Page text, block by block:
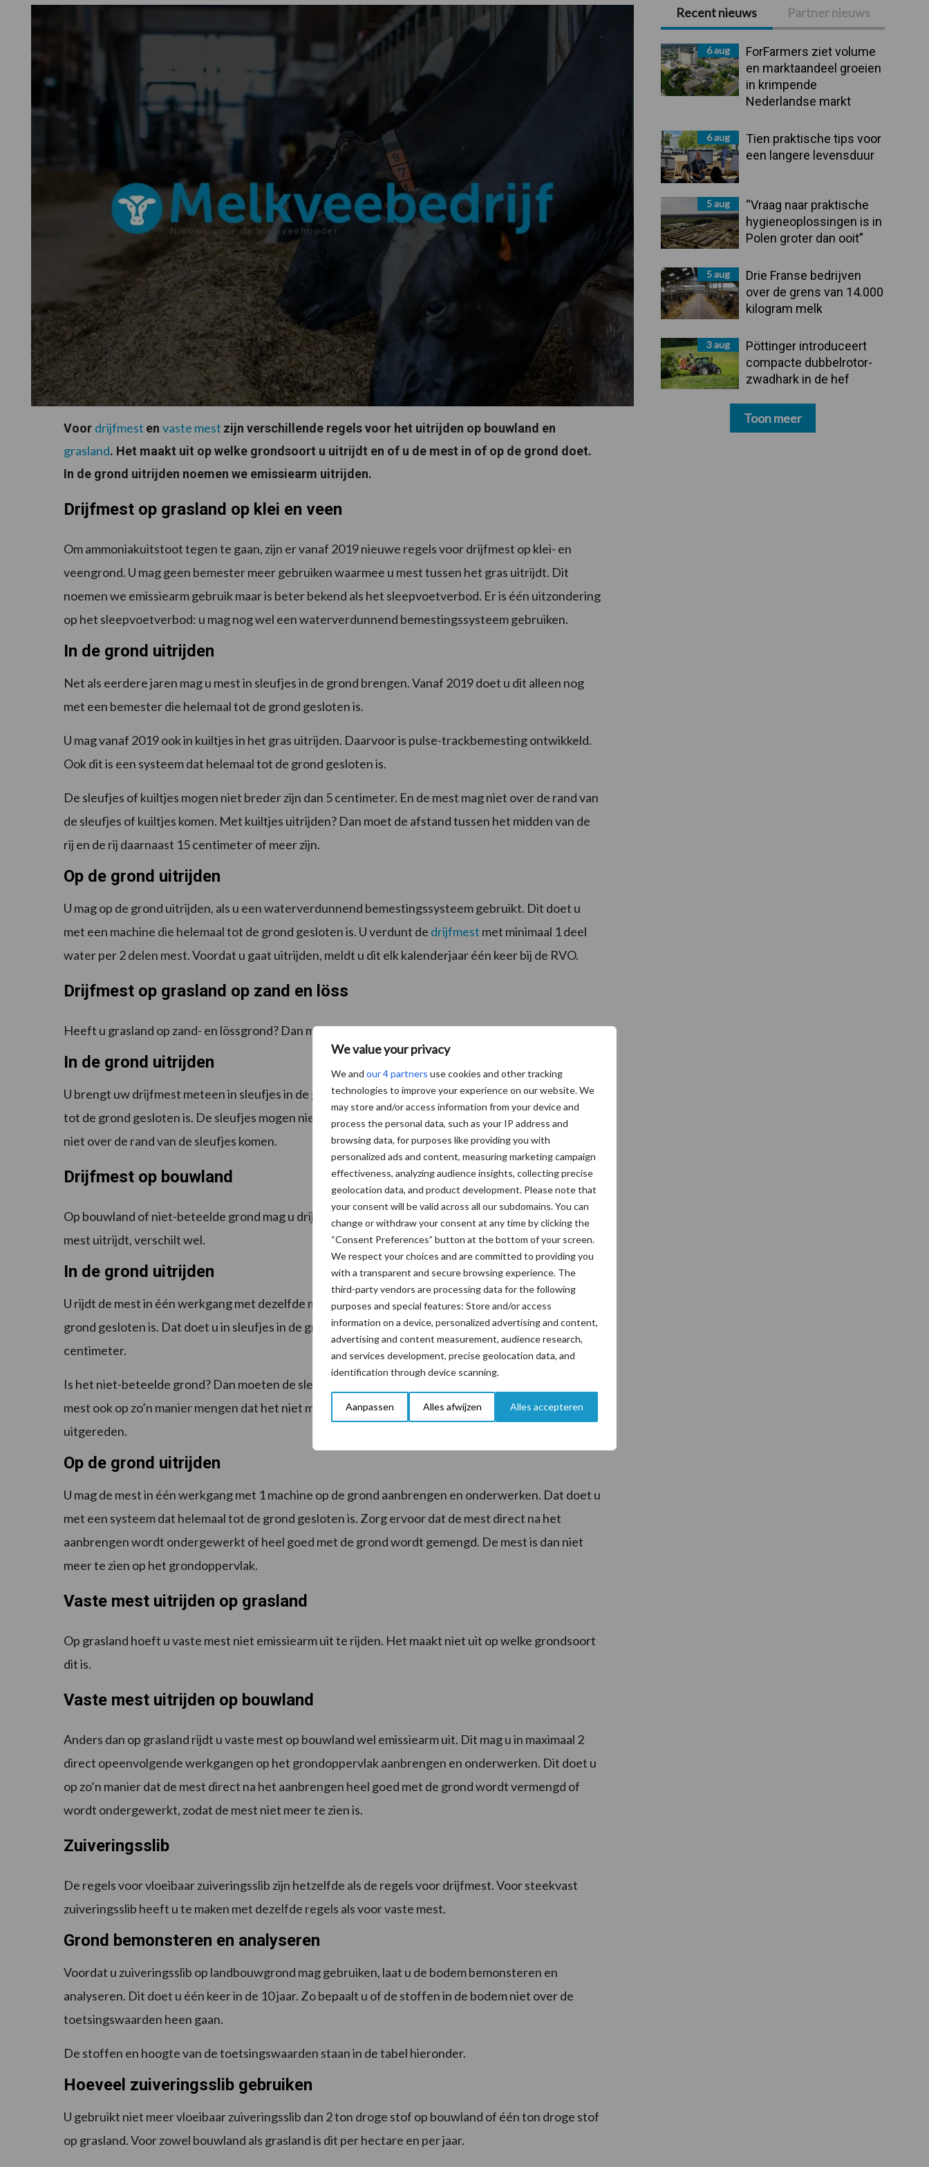
We value your privacy
We and our 4 partners use cookies and other tracking
technologies to improve your experience on our website. We
may store and/or access information from your device and
process the personal data, such as your IP address and
browsing data, for purposes like providing you with
personalized ads and content, measuring marketing campaign
effectiveness, analyzing audience insights, collecting precise
geolocation data, and product development. Please note that
your consent will be valid across all our subdomains. You can
change or withdraw your consent at any time by clicking the
“Consent Preferences” button at the bottom of your screen.
We respect your choices and are committed to providing you
with a transparent and secure browsing experience. The
third-party vendors are processing data for the following
purposes and special features: Store and/or access
information on a device, personalized advertising and content,
advertising and content measurement, audience research,
and services development, precise geolocation data, and
identification through device scanning.
Aanpassen Alles afwijzen Alles accepteren
Voor drijfmest en vaste mest zijn verschillende regels voor het uitrijden op bouwland en
grasland. Het maakt uit op welke grondsoort u uitrijdt en of u de mest in of op de grond doet.
In de grond uitrijden noemen we emissiearm uitrijden.
Drijfmest op grasland op klei en veen
Om ammoniakuitstoot tegen te gaan, zijn er vanaf 2019 nieuwe regels voor drijfmest op klei- en
veengrond. U mag geen bemester meer gebruiken waarmee u mest tussen het gras uitrijdt. Dit
noemen we emissiearm gebruik maar is beter bekend als het sleepvoetverbod. Er is één uitzondering
op het sleepvoetverbod: u mag nog wel een waterverdunnend bemestingssysteem gebruiken.
In de grond uitrijden
Net als eerdere jaren mag u mest in sleufjes in de grond brengen. Vanaf 2019 doet u dit alleen nog
met een bemester die helemaal tot de grond gesloten is.
U mag vanaf 2019 ook in kuiltjes in het gras uitrijden. Daarvoor is pulse-trackbemesting ontwikkeld.
Ook dit is een systeem dat helemaal tot de grond gesloten is.
De sleufjes of kuiltjes mogen niet breder zijn dan 5 centimeter. En de mest mag niet over de rand van
de sleufjes of kuiltjes komen. Met kuiltjes uitrijden? Dan moet de afstand tussen het midden van de
rij en de rij daarnaast 15 centimeter of meer zijn.
Op de grond uitrijden
U mag op de grond uitrijden, als u een waterverdunnend bemestingssysteem gebruikt. Dit doet u
met een machine die helemaal tot de grond gesloten is. U verdunt de drijfmest met minimaal 1 deel
water per 2 delen mest. Voordat u gaat uitrijden, meldt u dit elk kalenderjaar één keer bij de RVO.
Drijfmest op grasland op zand en löss
Heeft u grasland op zand- en lössgrond? Dan mag u alleen in de grond uitrijden.
In de grond uitrijden
U brengt uw drijfmest meteen in sleufjes in de grond aan. Dat doet u met een systeem dat helemaal
tot de grond gesloten is. De sleufjes mogen niet meer dan 5 centimeter breed zijn. En de mest mag
niet over de rand van de sleufjes komen.
Drijfmest op bouwland
Op bouwland of niet-beteelde grond mag u drijfmest in de grond en op de grond uitrijden. Hoe u de
mest uitrijdt, verschilt wel.
In de grond uitrijden
U rijdt de mest in één werkgang met dezelfde machine uit met een systeem dat helemaal tot de
grond gesloten is. Dat doet u in sleufjes in de grond. Deze sleufjes mogen niet breder zijn dan 5
centimeter.
Is het niet-beteelde grond? Dan moeten de sleufjes in elk geval ook 5 centimeter diep zijn. U kunt uw
mest ook op zo’n manier mengen dat het niet meer te zien is nadat u het in de grond heeft
uitgereden.
Op de grond uitrijden
U mag de mest in één werkgang met 1 machine op de grond aanbrengen en onderwerken. Dat doet u
met een systeem dat helemaal tot de grond gesloten is. Zorg ervoor dat de mest direct na het
aanbrengen wordt ondergewerkt of heel goed met de grond wordt gemengd. De mest is dan niet
meer te zien op het grondoppervlak.
Vaste mest uitrijden op grasland
Op grasland hoeft u vaste mest niet emissiearm uit te rijden. Het maakt niet uit op welke grondsoort
dit is.
Vaste mest uitrijden op bouwland
Anders dan op grasland rijdt u vaste mest op bouwland wel emissiearm uit. Dit mag u in maximaal 2
direct opeenvolgende werkgangen op het grondoppervlak aanbrengen en onderwerken. Dit doet u
op zo’n manier dat de mest direct na het aanbrengen heel goed met de grond wordt vermengd of
wordt ondergewerkt, zodat de mest niet meer te zien is.
Zuiveringsslib
De regels voor vloeibaar zuiveringsslib zijn hetzelfde als de regels voor drijfmest. Voor steekvast
zuiveringsslib heeft u te maken met dezelfde regels als voor vaste mest.
Grond bemonsteren en analyseren
Voordat u zuiveringsslib op landbouwgrond mag gebruiken, laat u de bodem bemonsteren en
analyseren. Dit doet u één keer in de 10 jaar. Zo bepaalt u of de stoffen in de bodem niet over de
toetsingswaarden heen gaan.
De stoffen en hoogte van de toetsingswaarden staan in de tabel hieronder.
Hoeveel zuiveringsslib gebruiken
U gebruikt niet meer vloeibaar zuiveringsslib dan 2 ton droge stof op bouwland of één ton droge stof
op grasland. Voor zowel bouwland als grasland is dit per hectare en per jaar.
Primaire
Sidebar
Recent nieuws Partner nieuws
6 aug
ForFarmers ziet volume
en marktaandeel groeien
in krimpende
Nederlandse markt
6 aug
Tien praktische tips voor
een langere levensduur
5 aug
“Vraag naar praktische
hygieneoplossingen is in
Polen groter dan ooit”
5 aug
Drie Franse bedrijven
over de grens van 14.000
kilogram melk
3 aug
Pöttinger introduceert
compacte dubbelrotor-
zwadhark in de hef
Toon meer